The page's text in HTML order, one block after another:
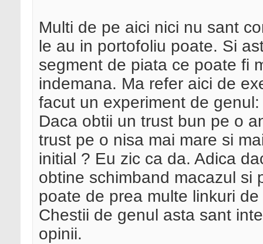
Multi de pe aici nici nu sant
le au in portofoliu poate. Si
segment de piata ce poate fi
indemana. Ma refer aici de
facut un experiment de genul:
Daca obtii un trust bun pe o
trust pe o nisa mai mare si
initial ? Eu zic ca da. Adica
obtine schimband macazul si
poate de prea multe linkuri
Chestii de genul asta sant
opinii.